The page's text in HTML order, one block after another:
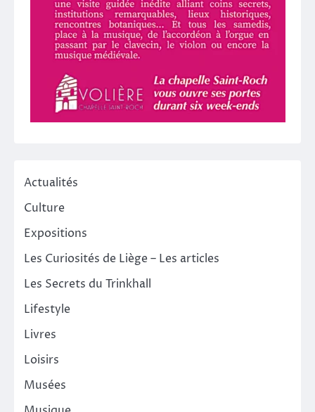
Actualités
Culture
Expositions
Les Curiosités de Liège – Les articles
Les Secrets du Trinkhall
Lifestyle
Livres
Loisirs
Musées